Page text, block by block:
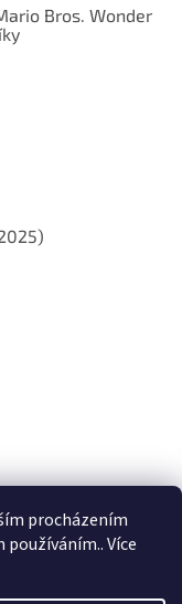
procházením
Více
Bros. Wonder